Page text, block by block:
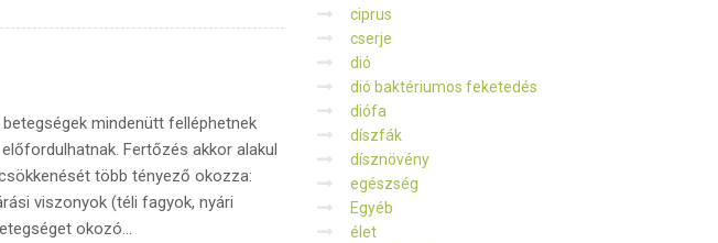
mindenütt felléphetnek
Fertőzés akkor alakul
több tényező okozza:
viszonyok (téli fagyok, nyári
okozó...
ciprus
cserje
dió
dió baktériumos feketedés
diófa
díszfák
dísznövény
egészség
Egyéb
élet